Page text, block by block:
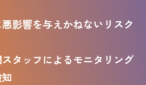
影響を与えかねないリスク
タッフによるモニタリング